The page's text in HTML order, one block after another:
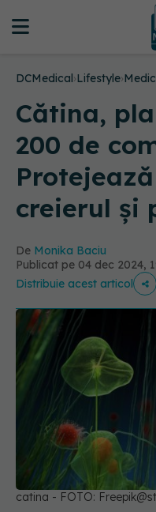
DCMedical›Lifestyle›
Cătina,
200 de
creierul și
De Monika Baciu
Publicat pe 04 dec 2024,
Distribuie acest articol
catina - FOTO: